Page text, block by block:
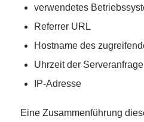
verwendetes
Referrer URL
Hostname des
Uhrzeit der Serveranfrage
IP-Adresse
Eine Zusammenführung